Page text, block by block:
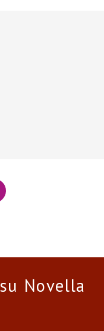
Novella